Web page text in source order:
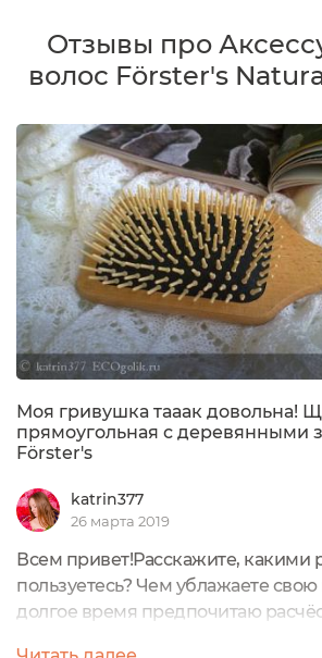
Отзывы про
волос Förster's
Моя гривушка тааак довольна!
прямоугольная с деревянными
Förster's
katrin377
26 марта 2019
Всем привет!Расскажите, какими
пользуетесь? Чем ублажаете
долгое время предпочитаю